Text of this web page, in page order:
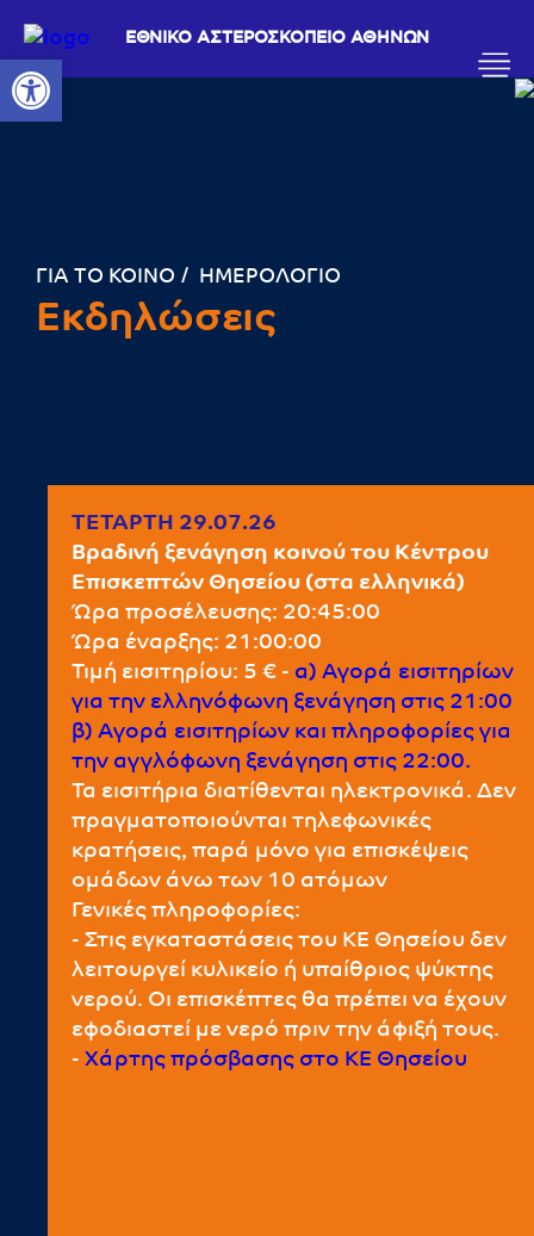
Ανοίξτε τη γραμμή εργαλείων
ΕΘΝΙΚΟ ΑΣΤΕΡΟΣΚΟΠΕΙΟ ΑΘΗΝΩΝ
ΓΙΑ ΤΟ ΚΟΙΝΟ ΗΜΕΡΟΛΟΓΙΟ
Εκδηλώσεις
ΤΕΤΆΡΤΗ 29.07.26
Βραδινή ξενάγηση κοινού του Κέντρου
Επισκεπτών Θησείου (στα ελληνικά)
Ώρα προσέλευσης: 20:45:00
Ώρα έναρξης: 21:00:00
Τιμή εισιτηρίου: 5 € - α) Αγορά εισιτηρίων
για την ελληνόφωνη ξενάγηση στις 21:00
β) Αγορά εισιτηρίων και πληροφορίες για
την αγγλόφωνη ξενάγηση στις 22:00.
Τα εισιτήρια διατίθενται ηλεκτρονικά. Δεν
πραγματοποιούνται τηλεφωνικές
κρατήσεις, παρά μόνο για επισκέψεις
ομάδων άνω των 10 ατόμων
Γενικές πληροφορίες:
- Στις εγκαταστάσεις του ΚΕ Θησείου δεν
λειτουργεί κυλικείο ή υπαίθριος ψύκτης
νερού. Οι επισκέπτες θα πρέπει να έχουν
εφοδιαστεί με νερό πριν την άφιξή τους.
- Χάρτης πρόσβασης στο ΚΕ Θησείου